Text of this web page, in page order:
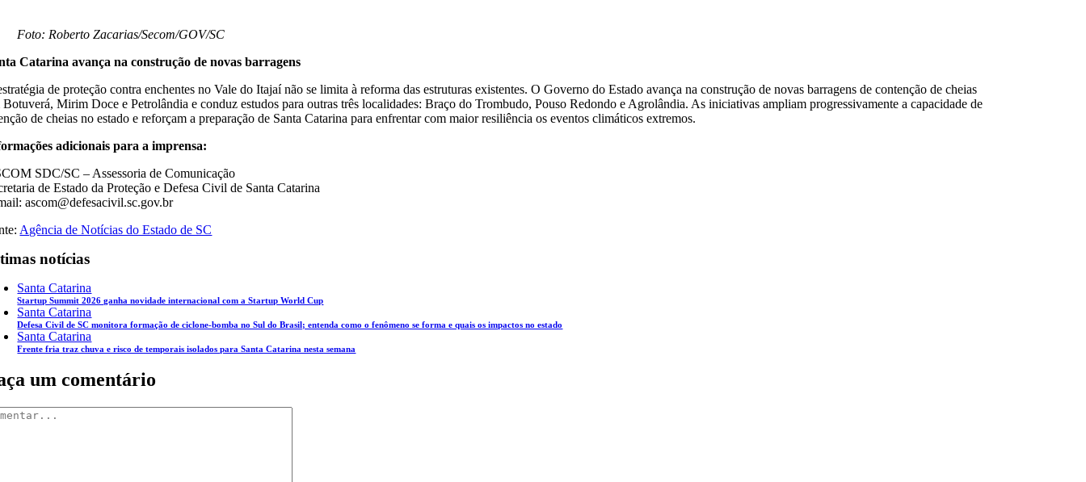
Foto: Roberto Zacarias/Secom/GOV/SC
Catarina avança na construção de novas barragens
de proteção contra enchentes no Vale do Itajaí não se limita à reforma das estruturas existentes. O Governo do Estado avança na construção de novas barragens de contenção de cheias
Botuverá, Mirim Doce e Petrolândia e conduz estudos para outras três localidades: Braço do Trombudo, Pouso Redondo e Agrolândia. As iniciativas ampliam progressivamente a capacidade de
de cheias no estado e reforçam a preparação de Santa Catarina para enfrentar com maior resiliência os eventos climáticos extremos.
adicionais para a imprensa:
SDC/SC – Assessoria de Comunicação
de Estado da Proteção e Defesa Civil de Santa Catarina
ascom@defesacivil.sc.gov.br
Agência de Notícias do Estado de SC
notícias
Santa Catarina
Startup Summit 2026 ganha novidade internacional com a Startup World Cup
Santa Catarina
Defesa Civil de SC monitora formação de ciclone-bomba no Sul do Brasil; entenda como o fenômeno se forma e quais os impactos no estado
Santa Catarina
Frente fria traz chuva e risco de temporais isolados para Santa Catarina nesta semana
um comentário